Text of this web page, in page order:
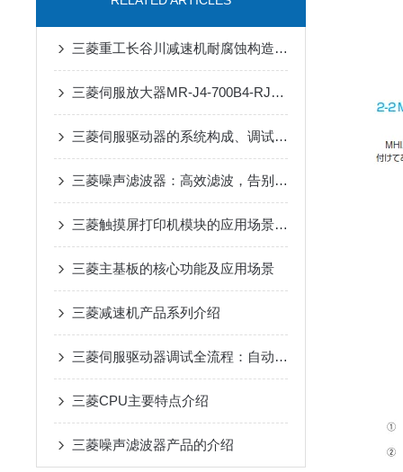
三菱重工长谷川减速机耐腐蚀构造在户外工业设备传动中的适配优势
三菱伺服放大器MR-J4-700B4-RJ在抗干扰方面有哪些具体优势？
三菱伺服驱动器的系统构成、调试流程、日常维护和常见问题处理
三菱噪声滤波器：高效滤波，告别工业电磁干扰
三菱触摸屏打印机模块的应用场景是什么
三菱主基板的核心功能及应用场景
三菱减速机产品系列介绍
三菱伺服驱动器调试全流程：自动增益、共振抑制参数设置详解
三菱CPU主要特点介绍
三菱噪声滤波器产品的介绍